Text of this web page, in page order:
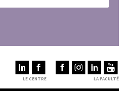
LA FACULTÉ
LE CENTRE